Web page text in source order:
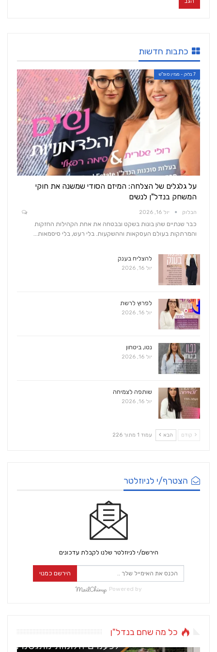
כתבות חדשות
7 בלוק - מגזין סופ"ש
על גלגלים של הצלחה: המיזם הסודי שמשנה את חוקי
המשחק בנדל"ן לנשים
הבלוק יול 16, 2026
כבר שנתיים שהן בונות בשקט ובבטחה את אחת הקהילות החזקות
והמרתקות בעולם העסקאות וההשקעות. בלי רעש, בלי סיסמאות…
להצליח בענק
יול 16, 2026
לפרוץ לרשת
יול 16, 2026
נטו, ביטחון
יול 16, 2026
שותפה לצמיחה
יול 16, 2026
קודם הבא עמוד 1 מתוך 226
הצטרף/י לניוזלטר
הירשם/י לניוזלטר שלנו לקבלת עדכונים
הירשם כמנוי
Powered by
כל מה שחם בנדל"ן